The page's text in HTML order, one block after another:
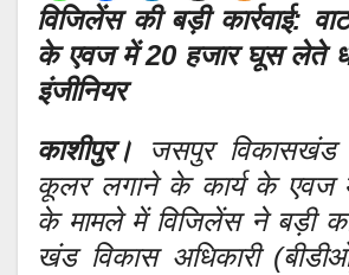
विजिलेंस की बड़ी कार्रवाई:
के एवज में 20 हजार घूस लेते
इंजीनियर
काशीपुर। जसपुर विकासखंड
कूलर लगाने के कार्य के एवज
के मामले में विजिलेंस ने बड़ी
खंड विकास अधिकारी